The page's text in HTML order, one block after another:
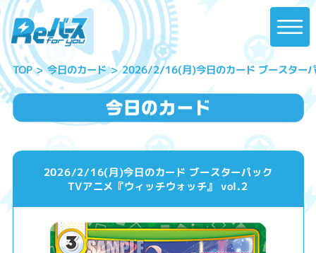
TOP 今日のカード 2026/2/16(月)今日のカード ブースター
2026/2/16(月)今日のカード ブースターパック
TVアニメ『ウィッチウォッチ』 vol.2